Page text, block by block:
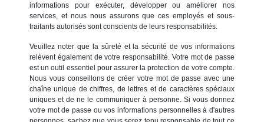
informations pour exécuter, développer ou améliorer nos
services, et nous nous assurons que ces employés et sous-
traitants autorisés sont conscients de leurs responsabilités.
Veuillez noter que la sûreté et la sécurité de vos informations
relèvent également de votre responsabilité. Votre mot de passe
est un outil essentiel pour assurer la protection de votre compte.
Nous vous conseillons de créer votre mot de passe avec une
chaîne unique de chiffres, de lettres et de caractères spéciaux
uniques et de ne le communiquer à personne. Si vous donnez
votre mot de passe ou vos informations personnelles à d'autres